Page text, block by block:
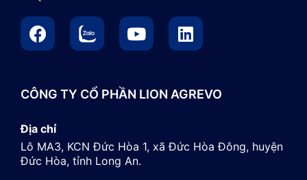
CÔNG TY CỔ PHẦN LION AGREVO
Địa chỉ
Lô MA3, KCN Đức Hòa 1, xã Đức Hòa Đông, huyện
Đức Hòa, tỉnh Long An.